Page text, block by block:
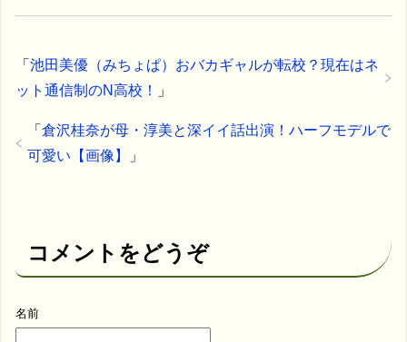
「 池田美優（みちょぱ）おバカギャルが転校？現在はネ
ット通信制のN高校！
」
「 倉沢桂奈が母・淳美と深イイ話出演！ハーフモデルで
可愛い【画像】
」
コメントをどうぞ
名前